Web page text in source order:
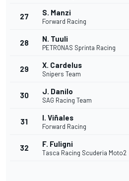
27 S. Manzi
Forward Racing
28 N. Tuuli
PETRONAS Sprinta Racing
29 X. Cardelus
Snipers Team
30 J. Danilo
SAG Racing Team
31 I. Viñales
Forward Racing
32 F. Fuligni
Tasca Racing Scuderia Moto2